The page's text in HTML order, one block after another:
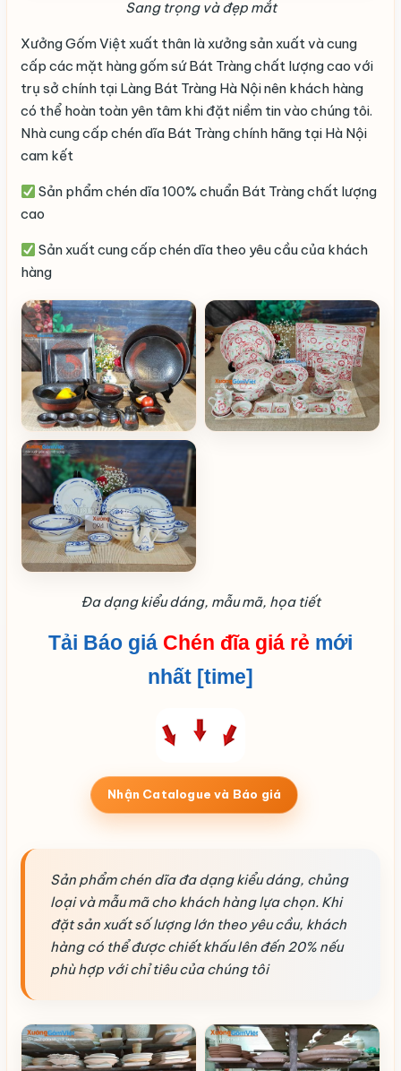
Sang trọng và đẹp mắt
Xưởng Gốm Việt xuất thân là xưởng sản xuất và cung
cấp các mặt hàng gốm sứ Bát Tràng chất lượng cao với
trụ sở chính tại Làng Bát Tràng Hà Nội nên khách hàng
có thể hoàn toàn yên tâm khi đặt niềm tin vào chúng tôi.
Nhà cung cấp chén dĩa Bát Tràng chính hãng tại Hà Nội
cam kết
Sản phẩm chén dĩa 100% chuẩn Bát Tràng chất lượng
cao
Sản xuất cung cấp chén dĩa theo yêu cầu của khách
hàng
Đa dạng kiểu dáng, mẫu mã, họa tiết
Tải Báo giá Chén đĩa giá rẻ mới
nhất [time]
Nhận Catalogue và Báo giá
Sản phẩm chén dĩa đa dạng kiểu dáng, chủng
loại và mẫu mã cho khách hàng lựa chọn. Khi
đặt sản xuất số lượng lớn theo yêu cầu, khách
hàng có thể được chiết khấu lên đến 20% nếu
phù hợp với chỉ tiêu của chúng tôi